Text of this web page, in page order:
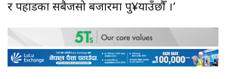
र पहाडका सबैजसो बजारमा पु¥याउँछौँ ।’